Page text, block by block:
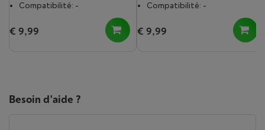
Compatibilité: -
€ 9,99
Compatibilité: -
€ 9,99
Besoin d'aide ?